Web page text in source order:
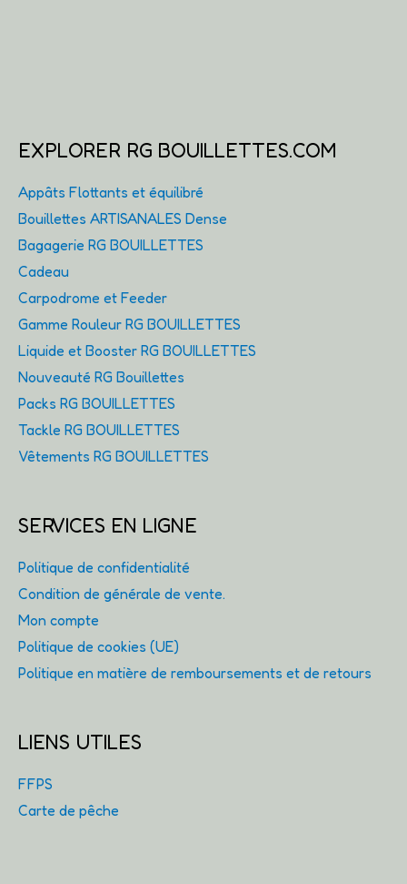
EXPLORER RG BOUILLETTES.COM
Appâts Flottants et équilibré
Bouillettes ARTISANALES Dense
Bagagerie RG BOUILLETTES
Cadeau
Carpodrome et Feeder
Gamme Rouleur RG BOUILLETTES
Liquide et Booster RG BOUILLETTES
Nouveauté RG Bouillettes
Packs RG BOUILLETTES
Tackle RG BOUILLETTES
Vêtements RG BOUILLETTES
SERVICES EN LIGNE
Politique de confidentialité
Condition de générale de vente.
Mon compte
Politique de cookies (UE)
Politique en matière de remboursements et de retours
LIENS UTILES
FFPS
Carte de pêche